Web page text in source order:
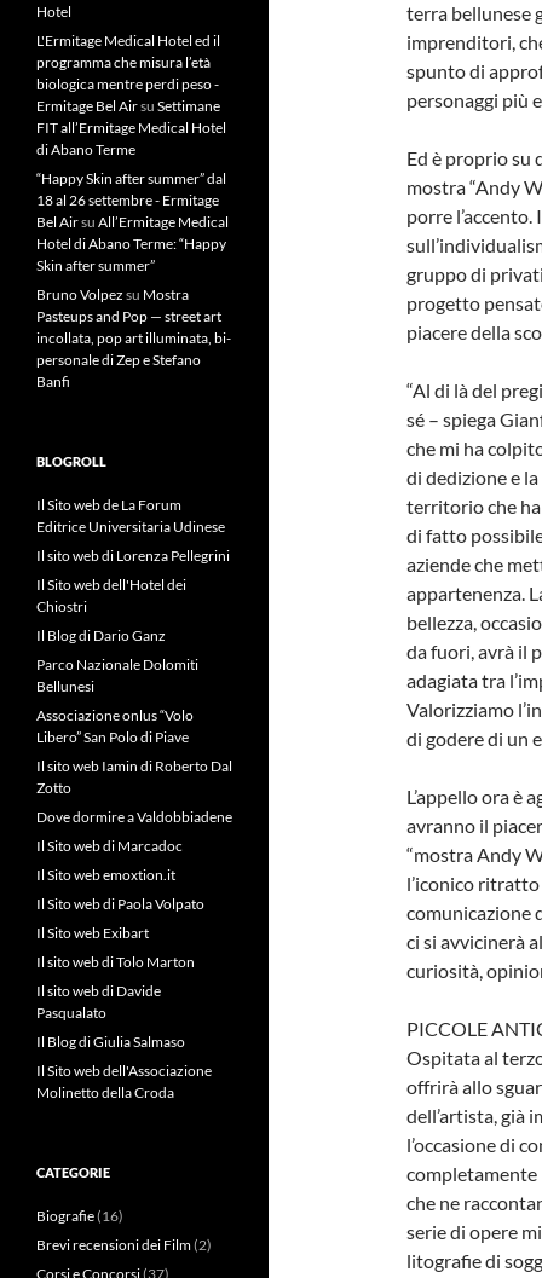
terra bellunese
imprenditori,
spunto di
personaggi più
Ed è proprio su
mostra “Andy
porre
gruppo di
progetto
piacere della
“Al di là del
sé – spiega
che mi ha
di dedizione e
territorio che
di fatto
aziende che
appartenenza.
bellezza,
da fuori, avrà il
adagiata tra
Valorizziamo
di godere di un
L’appello ora è
avranno il
“mostra Andy
l’iconico
comunicazione
ci si avvicinerà
curiosità,
PICCOLE
Ospitata al
offrirà allo
dell’artista, già
l’occasione di
completamente
che ne
serie di opere
litografie di
Hotel
L'Ermitage Medical Hotel ed il
programma che misura l’età
biologica mentre perdi peso -
Ermitage Bel Airsu Settimane
FIT all’Ermitage Medical Hotel
di Abano Terme
“Happy Skin after summer” dal
18 al 26 settembre - Ermitage
Bel Airsu All’Ermitage Medical
Hotel di Abano Terme: “Happy
Skin after summer”
Bruno Volpez su Mostra
Pasteups and Pop — street art
incollata, pop art illuminata, bi-
personale di Zep e Stefano
Banfi
BLOGROLL
Il Sito web de La Forum
Editrice Universitaria Udinese
Il sito web di Lorenza Pellegrini
Il Sito web dell'Hotel dei
Chiostri
Il Blog di Dario Ganz
Parco Nazionale Dolomiti
Bellunesi
Associazione onlus “Volo
Libero” San Polo di Piave
Il sito web Iamin di Roberto Dal
Zotto
Dove dormire a Valdobbiadene
Il Sito web di Marcadoc
Il Sito web emoxtion.it
Il Sito web di Paola Volpato
Il Sito web Exibart
Il sito web di Tolo Marton
Il sito web di Davide
Pasqualato
Il Blog di Giulia Salmaso
Il Sito web dell'Associazione
Molinetto della Croda
CATEGORIE
Biografie(16)
Brevi recensioni dei Film(2)
Corsi e Concorsi(37)